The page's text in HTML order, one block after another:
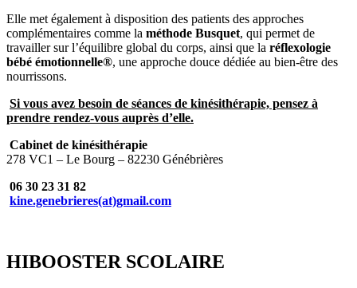
Elle met également à disposition des patients des approches
complémentaires comme la méthode Busquet, qui permet de
travailler sur l’équilibre global du corps, ainsi que la réflexologie
bébé émotionnelle®, une approche douce dédiée au bien-être des
nourrissons.
Si vous avez besoin de séances de kinésithérapie, pensez à
prendre rendez-vous auprès d’elle.
Cabinet de kinésithérapie
278 VC1 – Le Bourg – 82230 Génébrières
06 30 23 31 82
kine.genebrieres(at)gmail.com
HIBOOSTER SCOLAIRE